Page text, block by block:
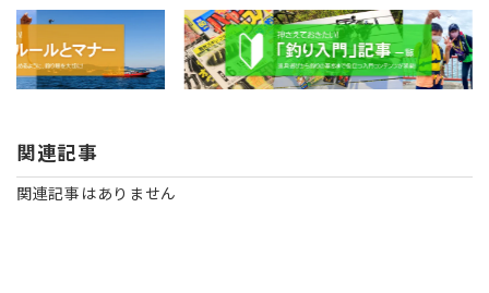
関連記事
関連記事はありません